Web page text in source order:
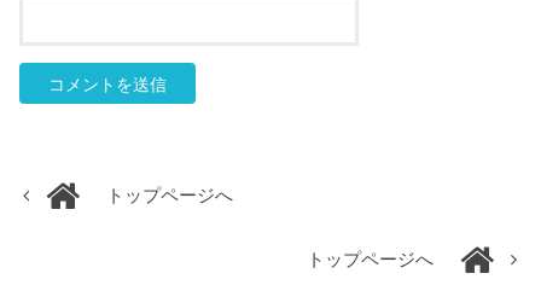
トップページへ
トップページへ